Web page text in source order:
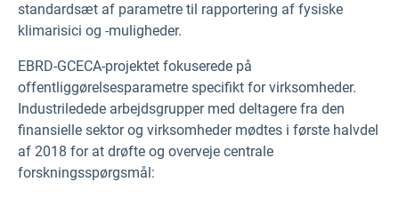
standardsæt af parametre til rapportering af fysiske
klimarisici og -muligheder.
EBRD-GCECA-projektet fokuserede på
offentliggørelsesparametre specifikt for virksomheder.
Industriledede arbejdsgrupper med deltagere fra den
finansielle sektor og virksomheder mødtes i første halvdel
af 2018 for at drøfte og overveje centrale
forskningsspørgsmål: